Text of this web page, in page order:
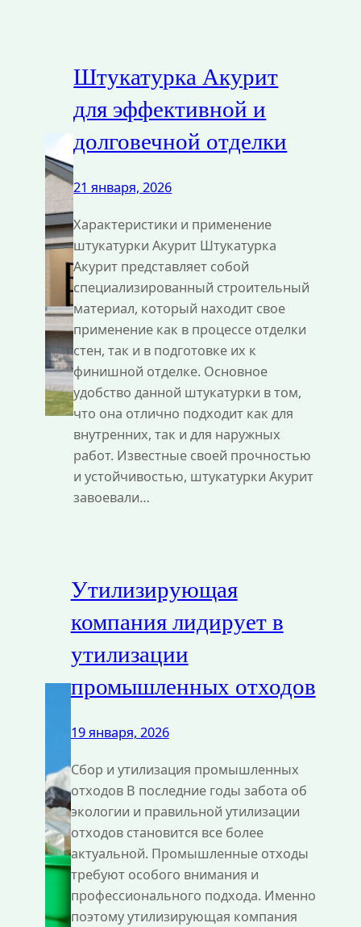
Штукатурка Акурит
для эффективной и
долговечной отделки
21 января, 2026
Характеристики и применение
штукатурки Акурит Штукатурка
Акурит представляет собой
специализированный строительный
материал, который находит свое
применение как в процессе отделки
стен, так и в подготовке их к
финишной отделке. Основное
удобство данной штукатурки в том,
что она отлично подходит как для
внутренних, так и для наружных
работ. Известные своей прочностью
и устойчивостью, штукатурки Акурит
завоевали…
Утилизирующая
компания лидирует в
утилизации
промышленных отходов
19 января, 2026
Сбор и утилизация промышленных
отходов В последние годы забота об
экологии и правильной утилизации
отходов становится все более
актуальной. Промышленные отходы
требуют особого внимания и
профессионального подхода. Именно
поэтому утилизирующая компания